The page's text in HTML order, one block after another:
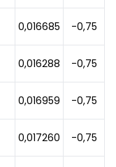
0,016685 -0,75
0,016288 -0,75
0,016959 -0,75
0,017260 -0,75